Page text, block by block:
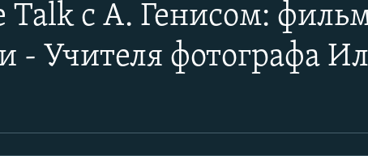
Talk с А. Генисом:
- Учителя фотографа